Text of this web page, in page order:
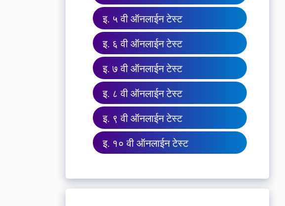
इ. ५ वी ऑनलाईन टेस्ट
इ. ६ वी ऑनलाईन टेस्ट
इ. ७ वी ऑनलाईन टेस्ट
इ. ८ वी ऑनलाईन टेस्ट
इ. ९ वी ऑनलाईन टेस्ट
इ. १० वी ऑनलाईन टेस्ट